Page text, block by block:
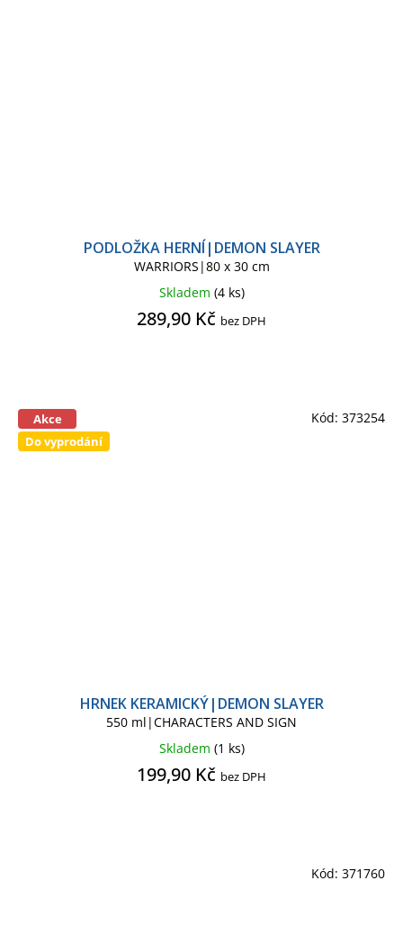
PODLOŽKA HERNÍ|DEMON SLAYER
WARRIORS|80 x 30 cm
Skladem (4 ks)
289,90 Kč bez DPH
Akce
Do vyprodání
HRNEK KERAMICKÝ|DEMON SLAYER
550 ml|CHARACTERS AND SIGN
Skladem (1 ks)
199,90 Kč bez DPH
Kód: 373254
Kód: 371760